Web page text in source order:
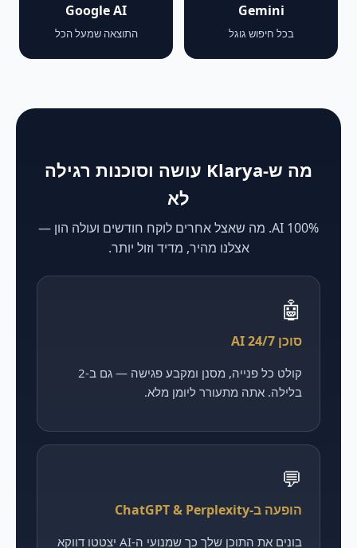
Gemini
בכל חיפוש גוגל
Google AI
התוצאה שמעל הכל
מה ש-Klarya עושה וסוכנות רגילה
לא
100% AI. מה שאצל אחרים לוקח חודשים ועולה הון —
אצלנו מהיר, מדיד וזול יותר.
🤖
סוכן AI 24/7
קולט כל פנייה, מסנן ומקבע פגישה — גם ב-2
בלילה. אתה מתעורר ליומן מלא.
💬
הופעה ב-ChatGPT & Perplexity
בונים את התוכן שלך כך שמנועי ה-AI יצטטו דווקא